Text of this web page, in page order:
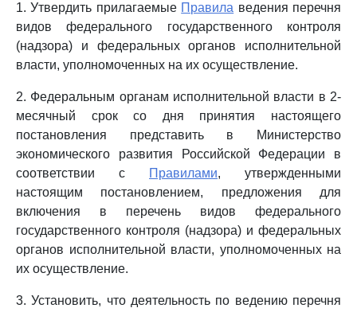
1. Утвердить прилагаемые Правила ведения перечня
видов федерального государственного контроля
(надзора) и федеральных органов исполнительной
власти, уполномоченных на их осуществление.
2. Федеральным органам исполнительной власти в 2-
месячный срок со дня принятия настоящего
постановления представить в Министерство
экономического развития Российской Федерации в
соответствии с
Правилами, утвержденными
настоящим постановлением, предложения для
включения в перечень видов федерального
государственного контроля (надзора) и федеральных
органов исполнительной власти, уполномоченных на
их осуществление.
3. Установить, что деятельность по ведению перечня